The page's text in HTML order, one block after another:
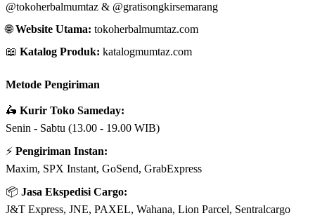
@tokoherbalmumtaz & @gratisongkirsemarang
🌐Website Utama: tokoherbalmumtaz.com
📖 Katalog Produk: katalogmumtaz.com
Metode Pengiriman
🛵 Kurir Toko Sameday:
Senin - Sabtu (13.00 - 19.00 WIB)
⚡ Pengiriman Instan:
Maxim, SPX Instant, GoSend, GrabExpress
📦 Jasa Ekspedisi Cargo:
J&T Express, JNE, PAXEL, Wahana, Lion Parcel, Sentralcargo